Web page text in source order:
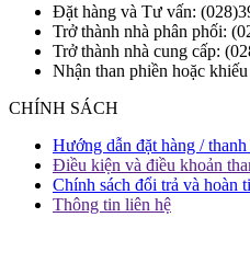
Đặt hàng và Tư vấn:
Trở thành nhà phân phối:
Trở thành nhà cung cấp:
Nhận than phiền hoặc
CHÍNH SÁCH
Hướng dẫn đặt hàng / thanh
Điều kiện và điều khoản
Chính sách đổi trả và hoàn
Thông tin liên hệ